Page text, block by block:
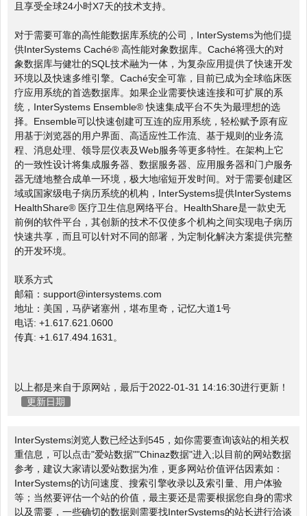
且享受全球24小时X7天的技术支持。
对于需要可靠的高性能数据库系统的公司，InterSystems为他们提
供InterSystems Caché® 高性能对象数据库。Caché将强大的对
象数据库与健壮的SQL技术融为一体，为复杂应用提供了快速开发
环境以及快速多维引擎。Caché安全可靠，目前已成为全球临床医
疗应用系统的首选数据库。如果企业需要快速连接和可扩展的系
统，InterSystems Ensemble® 快速集成平台不失为最理想的选
择。Ensemble可以快速创建可互连的应用系统，轻松赋予原有应
用基于浏览器的用户界面、高适应性工作流、基于规则的业务流
程、消息处理、领导层仪表及Web服务等更多特性。在架构上它
的一致性设计将集成服务器、数据服务器、应用服务器和门户服务
器无缝地整合成单一环境，极大地缩短开发时间。对于需要创建区
域或国家级电子病历系统的机构，InterSystems提供InterSystems
HealthShare® 医疗卫生信息网络平台。HealthShare是一款史无
前例的软件平台，其创新的技术不仅使多个机构之间实现电子病历
快速共享，而且可以针对不同的部署，为定制化解决方案提供完整
的开发环境。
联系方式
邮箱：support@intersystems.com
地址：美国，马萨诸塞州，堪布里奇，记忆大道1号
电话: +1.617.621.0600
传真: +1.617.494.1631。
以上都是来自于原网站，最后于2022-01-31 14:16:30进行更新！
更新日期
InterSystems浏览人数已经达到545，如你需要查询该站的相关权
重信息，可以点击"爱站数据""Chinaz数据"进入;以目前的网站数据
参考，建议大家请以爱站数据为准，更多网站价值评估因素如：
InterSystems的访问速度、搜索引擎收录以及索引量、用户体验
等；当然要评估一个站的价值，最主要还是需要根据您自身的需求
以及需要，一些确切的数据则需要找InterSystems的站长进行洽谈